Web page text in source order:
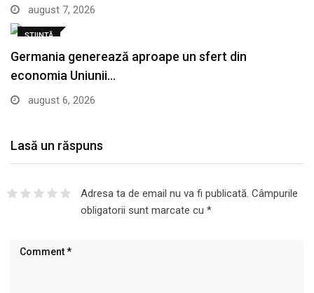
august 7, 2026
ȘTIINȚĂ
Germania generează aproape un sfert din
economia Uniunii…
august 6, 2026
Lasă un răspuns
Adresa ta de email nu va fi publicată. Câmpurile
obligatorii sunt marcate cu *